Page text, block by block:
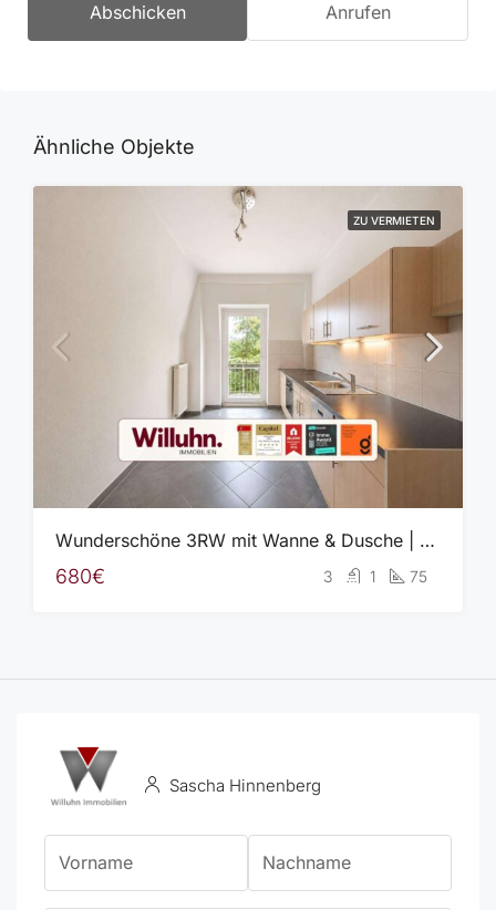
Abschicken Anrufen
Ähnliche Objekte
ZU VERMIETEN
Wunderschöne 3RW mit Wanne & Dusche | Balkon und Gemeinschaftsgarten | Gut angebunden
680€ 3 1 75
Sascha Hinnenberg